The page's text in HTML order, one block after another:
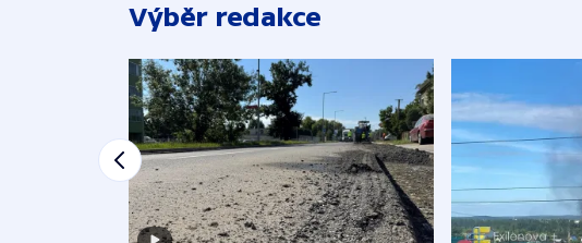
Výběr redakce